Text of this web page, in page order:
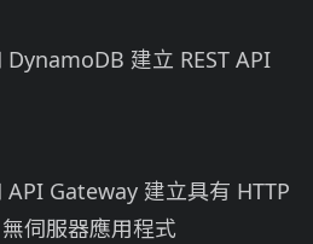
建立 REST API
Gateway 建立具有 HTTP
伺服器應用程式